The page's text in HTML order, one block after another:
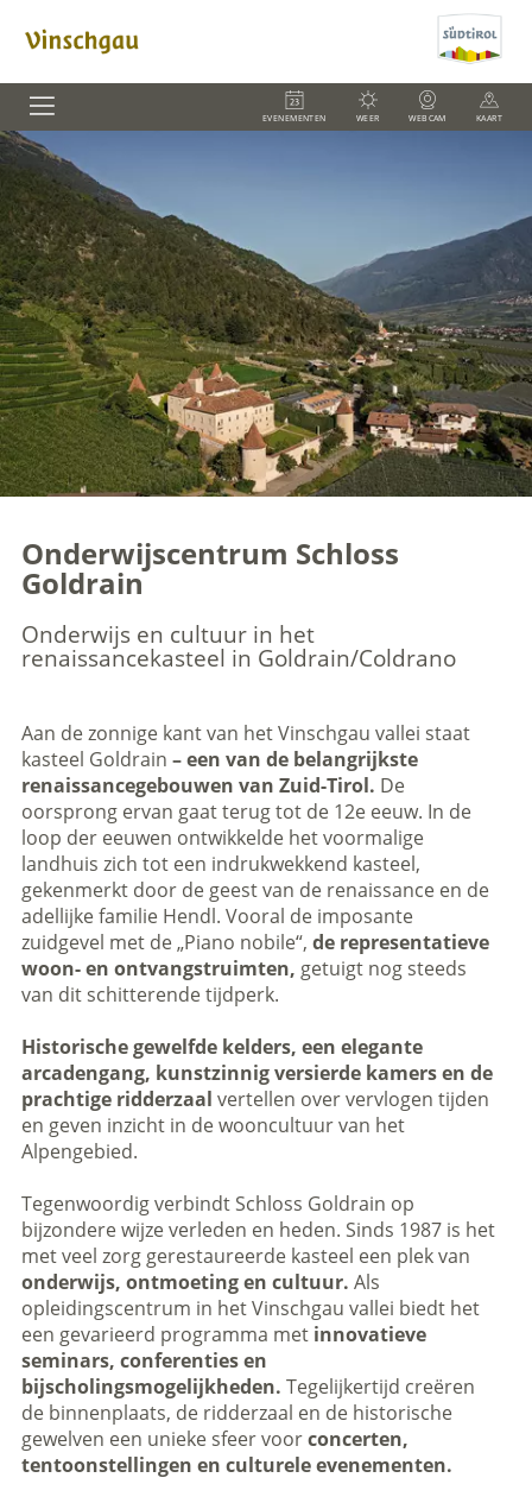
EVENEMENTEN WEER WEBCAM KAART
Onderwijscentrum Schloss
Goldrain
Onderwijs en cultuur in het
renaissancekasteel in Goldrain/Coldrano
Aan de zonnige kant van het Vinschgau vallei staat
kasteel Goldrain – een van de belangrijkste
renaissancegebouwen van Zuid-Tirol. De
oorsprong ervan gaat terug tot de 12e eeuw. In de
loop der eeuwen ontwikkelde het voormalige
landhuis zich tot een indrukwekkend kasteel,
gekenmerkt door de geest van de renaissance en de
adellijke familie Hendl. Vooral de imposante
zuidgevel met de „Piano nobile“, de representatieve
woon- en ontvangstruimten, getuigt nog steeds
van dit schitterende tijdperk.
Historische gewelfde kelders, een elegante
arcadengang, kunstzinnig versierde kamers en de
prachtige ridderzaal vertellen over vervlogen tijden
en geven inzicht in de wooncultuur van het
Alpengebied.
Tegenwoordig verbindt Schloss Goldrain op
bijzondere wijze verleden en heden. Sinds 1987 is het
met veel zorg gerestaureerde kasteel een plek van
onderwijs, ontmoeting en cultuur. Als
opleidingscentrum in het Vinschgau vallei biedt het
een gevarieerd programma met innovatieve
seminars, conferenties en
bijscholingsmogelijkheden. Tegelijkertijd creëren
de binnenplaats, de ridderzaal en de historische
gewelven een unieke sfeer voorconcerten,
tentoonstellingen en culturele evenementen.